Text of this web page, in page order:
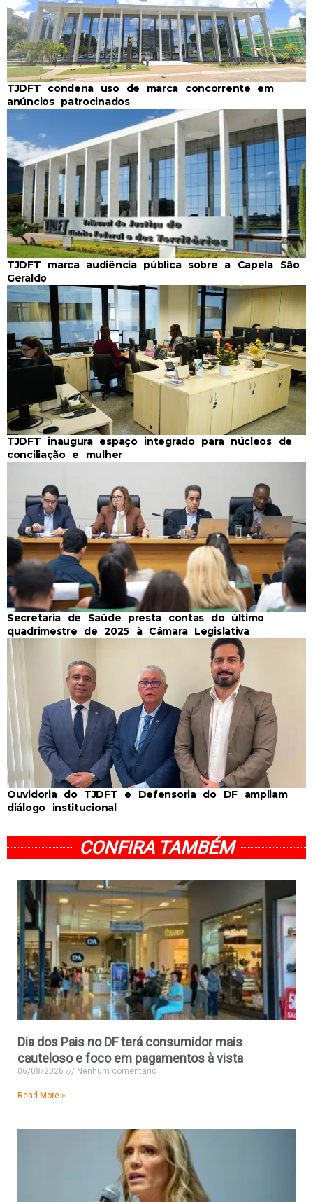
TJDFT condena uso de marca concorrente em
anúncios patrocinados
TJDFT marca audiência pública sobre a Capela São
Geraldo
TJDFT inaugura espaço integrado para núcleos de
conciliação e mulher
Secretaria de Saúde presta contas do último
quadrimestre de 2025 à Câmara Legislativa
Ouvidoria do TJDFT e Defensoria do DF ampliam
diálogo institucional
CONFIRA TAMBÉM
Dia dos Pais no DF terá consumidor mais
cauteloso e foco em pagamentos à vista
06/08/2026 Nenhum comentário
Read More »